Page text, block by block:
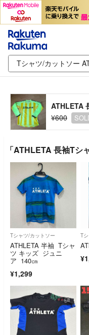
ATHLETA
¥600
「ATHLETA 長袖Tシ
Tシャツ/カットソー
ATHLETA 半袖 Tシャ
ツ キッズ ジュニ
ア 140㎝
¥1,299
T